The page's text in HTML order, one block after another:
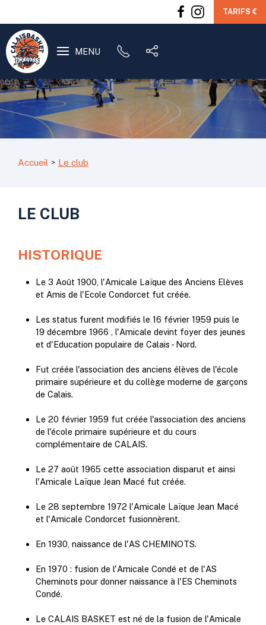
TARIFS €
MENU
Accueil Le club
LE CLUB
HISTORIQUE
Le 3 Août 1900, l'Amicale Laïque des Anciens Elèves
et Amis de l'Ecole Condorcet fut créée.
Les status furent modifiés le 16 février 1959 puis le
19 décembre 1966 , l'Amicale devint foyer des jeunes
et d'Education populaire de Calais - Nord.
Fut créée l'association des anciens élèves de l'école
primaire supérieure et du collège moderne de garçons
de Calais.
Le 20 février 1959 fut créée l'association des anciens
de l'école primaire supérieure et du cours
complémentaire de CALAIS.
Le 27 août 1965 cette association disparut et ainsi
l'Amicale Laïque Jean Macé fut créée.
Le 28 septembre 1972 l'Amicale Laïque Jean Macé
et l'Amicale Condorcet fusionnèrent.
En 1930, naissance de l'AS CHEMINOTS.
En 1970 : fusion de l'Amicale Condé et de l'AS
Cheminots pour donner naissance à l'ES Cheminots
Condé.
Le CALAIS BASKET est né de la fusion de l'Amicale